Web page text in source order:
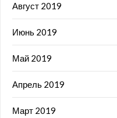
Август 2019
Июнь 2019
Май 2019
Апрель 2019
Март 2019